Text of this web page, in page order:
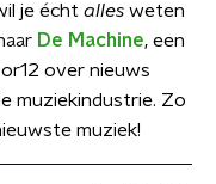
je écht alles weten
De Machine, een
over nieuws
muziekindustrie. Zo
muziek!